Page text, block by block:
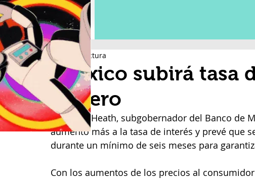
Banxico subirá tasa
febrero
2 min de lectura
Jonathan Heath, subgobernador del Banco de
aumento más a la tasa de interés y prevé que
durante un mínimo de seis meses para
Con los aumentos de los precios al